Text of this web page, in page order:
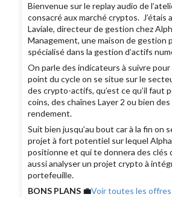
Bienvenue sur le replay audio de
consacré aux marché cryptos. J’étais
Laviale, directeur de gestion chez
Management, une maison de gestion
spécialisé dans la gestion d’actifs
On parle des indicateurs à suivre pour
point du cycle on se situe sur le
des crypto-actifs, qu’est ce qu’il faut
coins, des chaînes Layer 2 ou bien
rendement.
Suit bien jusqu’au bout car à la fin on
projet à fort potentiel sur lequel
positionne et qui te donnera des clés
aussi analyser un projet crypto à
portefeuille.
BONS PLANS 💼Voir toutes les offres